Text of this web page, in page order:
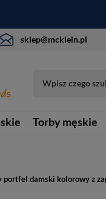
sklep@mcklein.pl
Torby męskie
portfel damski kolorowy z